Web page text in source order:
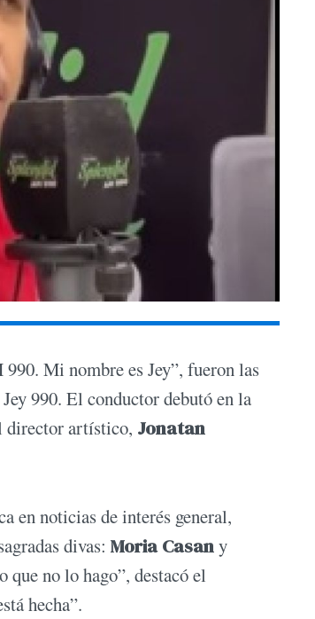
Mi nombre es Jey”, fueron las
990. El conductor debutó en la
director artístico, Jonatan
en noticias de interés general,
divas: Moria Casany
que no lo hago”, destacó el
hecha”.